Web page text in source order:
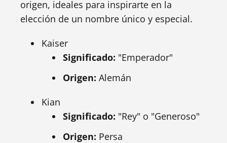
origen, ideales para inspirarte en la
elección de un nombre único y especial.
Kaiser
Significado: "Emperador"
Origen: Alemán
Kian
Significado: "Rey" o "Generoso"
Origen: Persa